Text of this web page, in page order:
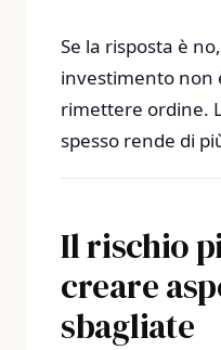
Se la risposta è
investimento non
rimettere ordine.
spesso rende di
Il rischio
creare
sbagliate